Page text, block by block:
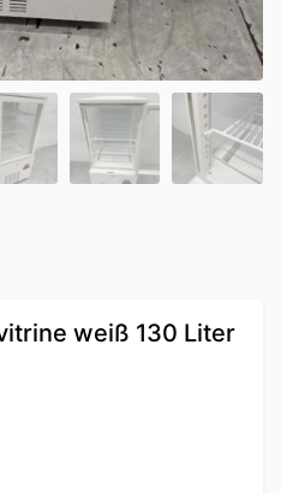
weiß 130 Liter